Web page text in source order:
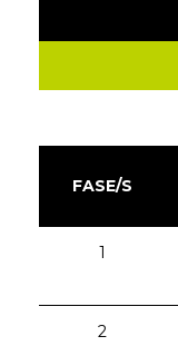
FASE/S
1
2